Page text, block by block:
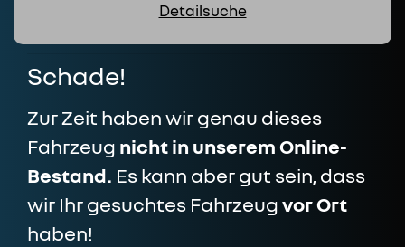
Detailsuche
Schade!
Zur Zeit haben wir genau dieses
Fahrzeug nicht in unserem Online-
Bestand. Es kann aber gut sein, dass
wir Ihr gesuchtes Fahrzeugvor Ort
haben!